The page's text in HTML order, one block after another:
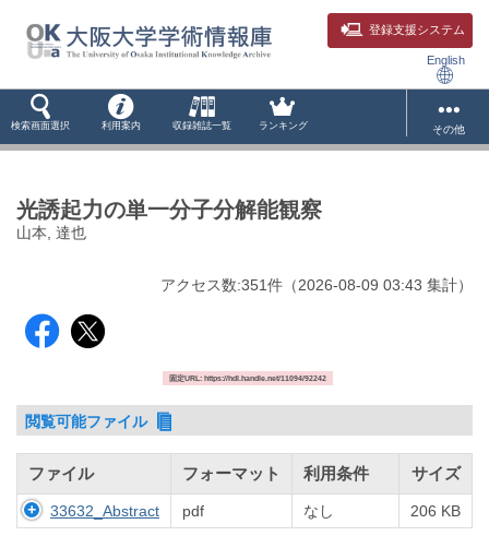
登録支援システム
English
検索画面選択 利用案内 収録雑誌一覧 ランキング その他
光誘起力の単一分子分解能観察
山本, 達也
アクセス数:351件 （2026-08-09 03:43 集計）
固定URL: https://hdl.handle.net/11094/92242
閲覧可能ファイル
ファイル フォーマット 利用条件 サイズ
33632_Abstract pdf なし 206 KB